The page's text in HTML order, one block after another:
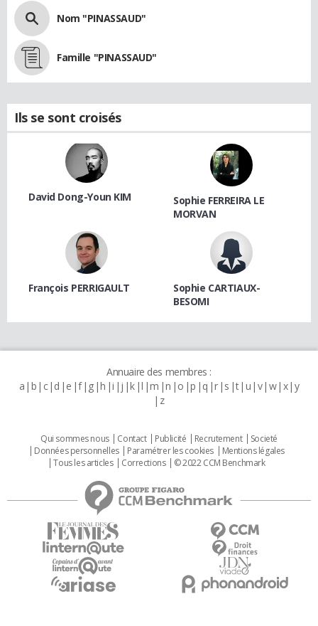
Nom "PINASSAUD"
Famille "PINASSAUD"
Ils se sont croisés
David Dong-Youn KIM
Sophie FERREIRA LE
MORVAN
François PERRIGAULT
Sophie CARTIAUX-
BESOMI
Annuaire des membres :
a b c d e f g h i j k l m n o p q r s t u v w x y
z
Qui sommes nous Contact Publicité Recrutement
Societé
Données personnelles
Paramétrer les cookies
Mentions légales
Tous les articles
Corrections © 2022 CCM Benchmark